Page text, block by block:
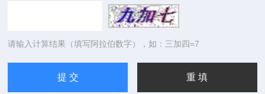
请输入计算结果（填写阿拉伯数字），如：三加四=7